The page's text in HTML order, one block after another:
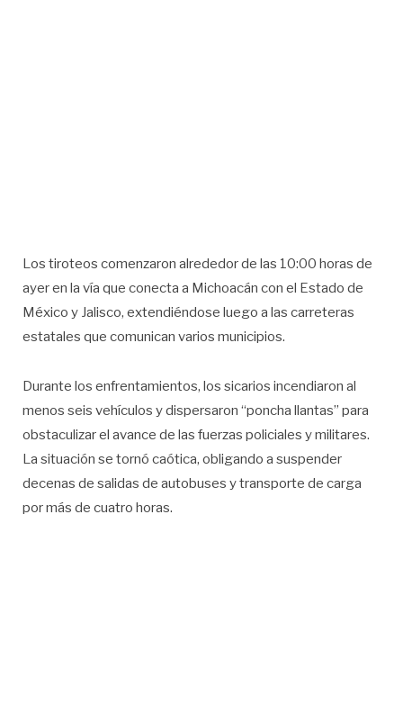
Los tiroteos comenzaron alrededor de las 10:00 horas de
ayer en la vía que conecta a Michoacán con el Estado de
México y Jalisco, extendiéndose luego a las carreteras
estatales que comunican varios municipios.
Durante los enfrentamientos, los sicarios incendiaron al
menos seis vehículos y dispersaron “poncha llantas” para
obstaculizar el avance de las fuerzas policiales y militares.
La situación se tornó caótica, obligando a suspender
decenas de salidas de autobuses y transporte de carga
por más de cuatro horas.